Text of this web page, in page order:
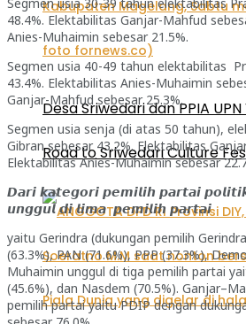
Desa Sriwedari dan PPIA
Road to Sriwedari Culture
48.4%. Elektabilitas Ganjar-Mahfud
Anies-Muhaimin sebesar 21.5%.
Segmen usia 40-49 tahun elektabilitas
43.4%. Elektabilitas Anies-Muhaimin
Ganjar-Mahfud sebesar 25.3%.
Segmen usia senja (di atas 50 tahun),
Gibran sebesar 43.2%. Elektabilitas
Elektabilitas Anies-Muhaimin sebesar
𝘿𝙖𝙧𝙞 𝙠𝙖𝙩𝙚𝙜𝙤𝙧𝙞 𝙥𝙚𝙢𝙞𝙡𝙞𝙝 𝙥𝙖𝙧𝙩𝙖𝙞
𝙪𝙣𝙜𝙜𝙪𝙡 𝙙𝙞 𝙡𝙞𝙢𝙖 𝙥𝙚𝙢𝙞𝙡𝙞𝙝 𝙥𝙖𝙧𝙩𝙖𝙞
yaitu Gerindra (dukungan pemilih
(63.3%), PAN (71.6%), PPP (37.3%),
Muhaimin unggul di tiga pemilih partai
(45.6%), dan Nasdem (70.5%).
pemilih partai yaitu PDIP dengan